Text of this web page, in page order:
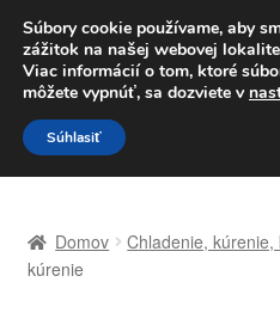
DOPRAVA od 6 EUR
Po–Pi 09:00–16:00
Preskočiť
na
navigáciu
Preskočiť
na
obsah
Celosvetová preprava
Domov Chladenie, kúrenie,
kúrenie
Súbory cookie používame, aby
zážitok na našej webovej
Viac informácií o tom, ktoré
môžete vypnúť, sa dozviete v
Súhlasiť